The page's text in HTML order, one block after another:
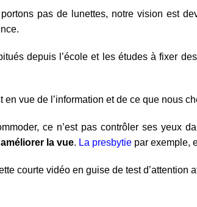
pas de lunettes, notre vision est
depuis l’école et les études à fixer
en vue de l’information et de ce que nous
ce n’est pas contrôler ses yeux
améliorer la vue. La presbytie par exemple,
courte vidéo en guise de test d’attention